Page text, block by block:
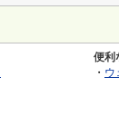
便利
・ ウ